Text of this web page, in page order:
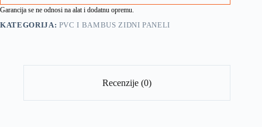
Garancija se ne odnosi na alat i dodatnu opremu.
KATEGORIJA: PVC I BAMBUS ZIDNI PANELI
Recenzije (0)